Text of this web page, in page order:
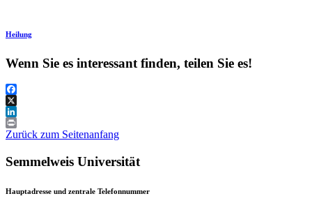
Heilung
Wenn Sie es interessant finden, teilen Sie es!
Facebook
X
LinkedIn
Print
Zurück zum Seitenanfang
Semmelweis Universität
Hauptadresse und zentrale Telefonnummer